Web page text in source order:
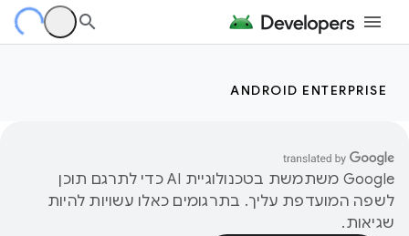
ANDROID ENTERPRISE
‫Google משתמשת בטכנולוגיית AI כדי לתרגם תוכן
לשפה המועדפת עליך. בתרגומים כאלו עשויות להיות
שגיאות.